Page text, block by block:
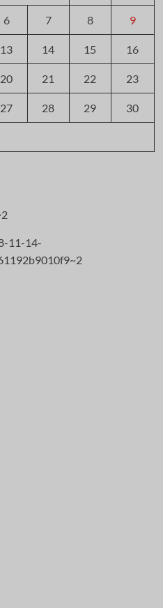
6 7 8 9
13 14 15 16
20 21 22 23
27 28 29 30